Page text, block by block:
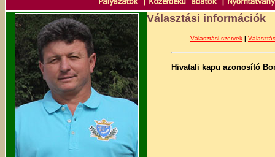
Választási információk
Választási szervek |
Hivatali kapu azonosító